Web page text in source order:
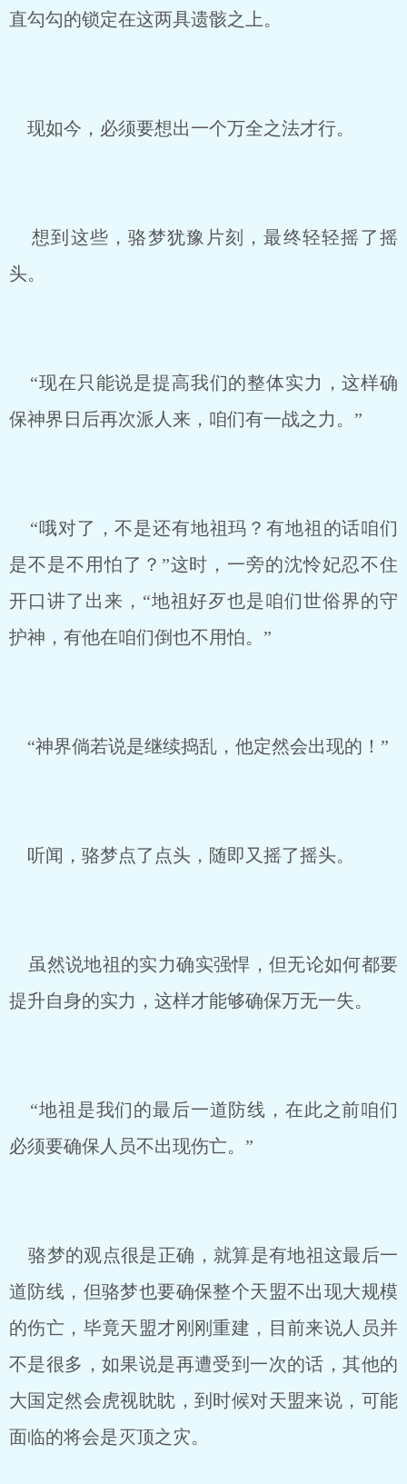
直勾勾的锁定在这两具遗骸之上。
现如今，必须要想出一个万全之法才行。
想到这些，骆梦犹豫片刻，最终轻轻摇了摇
头。
“现在只能说是提高我们的整体实力，这样确
保神界日后再次派人来，咱们有一战之力。”
“哦对了，不是还有地祖玛？有地祖的话咱们
是不是不用怕了？”这时，一旁的沈怜妃忍不住
开口讲了出来，“地祖好歹也是咱们世俗界的守
护神，有他在咱们倒也不用怕。”
“神界倘若说是继续捣乱，他定然会出现的！”
听闻，骆梦点了点头，随即又摇了摇头。
虽然说地祖的实力确实强悍，但无论如何都要
提升自身的实力，这样才能够确保万无一失。
“地祖是我们的最后一道防线，在此之前咱们
必须要确保人员不出现伤亡。”
骆梦的观点很是正确，就算是有地祖这最后一
道防线，但骆梦也要确保整个天盟不出现大规模
的伤亡，毕竟天盟才刚刚重建，目前来说人员并
不是很多，如果说是再遭受到一次的话，其他的
大国定然会虎视眈眈，到时候对天盟来说，可能
面临的将会是灭顶之灾。